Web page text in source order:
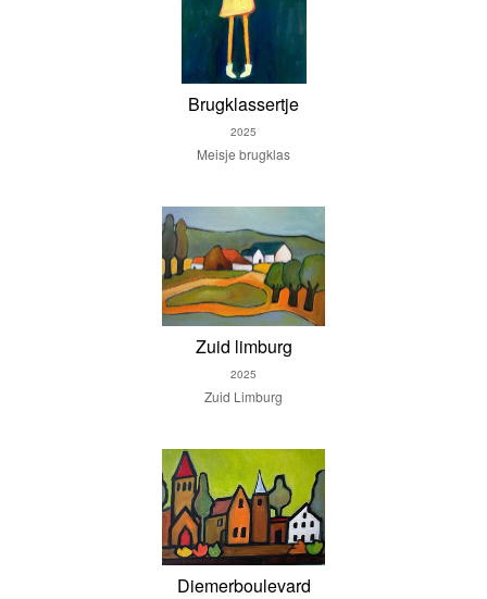
Brugklassertje
2025
Meisje brugklas
Zuid limburg
2025
Zuid Limburg
Diemerboulevard